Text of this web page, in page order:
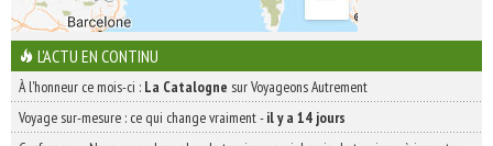
L'ACTU EN CONTINU
À l'honneur ce mois-ci : La Catalogne sur Voyageons Autrement
Voyage sur-mesure : ce qui change vraiment-il y a 14 jours